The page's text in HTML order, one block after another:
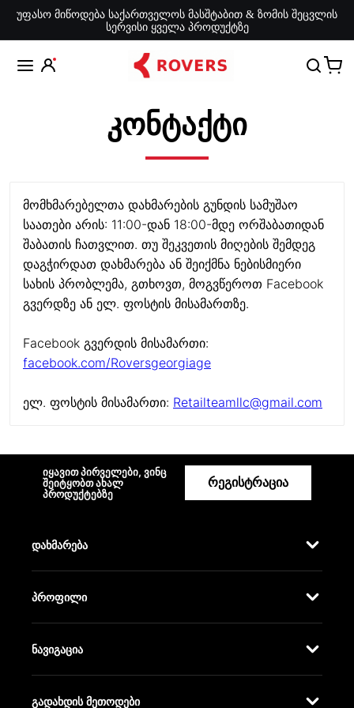
უფასო მიწოდება საქართველოს მასშტაბით & ზომის შეცვლის
სერვისი ყველა პროდუქტზე
კონტაქტი
მომხმარებელთა დახმარების გუნდის სამუშაო
საათები არის: 11:00-დან 18:00-მდე ორშაბათიდან
შაბათის ჩათვლით. თუ შეკვეთის მიღების შემდეგ
დაგჭირდათ დახმარება ან შეიქმნა ნებისმიერი
სახის პრობლემა, გთხოვთ, მოგვწეროთ Facebook
გვერდზე ან ელ. ფოსტის მისამართზე.
Facebook გვერდის მისამართი:
facebook.com/Roversgeorgiage
ელ. ფოსტის მისამართი: Retailteamllc@gmail.com
იყავით პირველები, ვინც
შეიტყობთ ახალ
პროდუქტებზე
რეგისტრაცია
დახმარება
პროფილი
ნავიგაცია
გადახდის მეთოდები